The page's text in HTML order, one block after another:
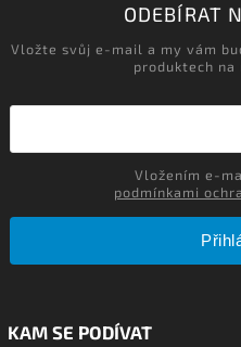
ODEBÍRAT
Vložte svůj e-mail a my vám
produktech na
podmínkami
KAM SE PODÍVAT